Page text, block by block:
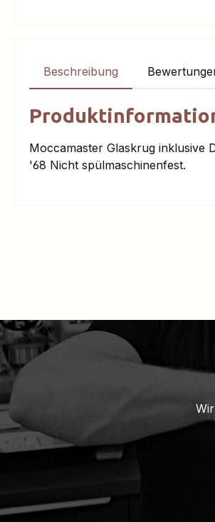
Beschreibung
Moccamaster Glaskrug inklusive
'68 Nicht spülmaschinenfest.